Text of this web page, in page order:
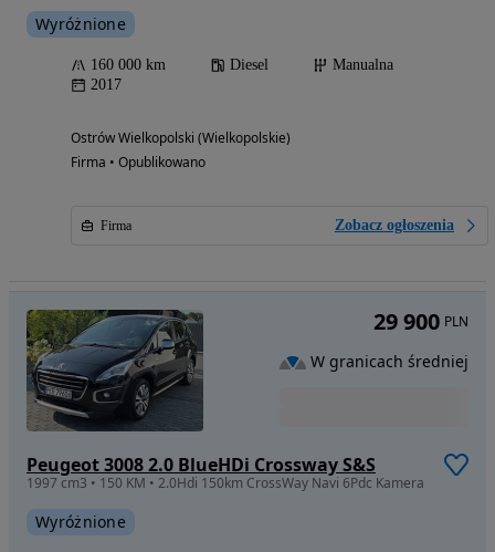
Wyróżnione
160 000 km Diesel
Manualna
2017
Ostrów Wielkopolski (Wielkopolskie)
Firma • Opublikowano
Firma Zobacz ogłoszenia
Peugeot 3008 2.0 BlueHDi Crossway S&S
1997 cm3 • 150 KM • 2.0Hdi 150km CrossWay Navi 6Pdc Kamera
Wyróżnione
29 900 PLN
W granicach średniej